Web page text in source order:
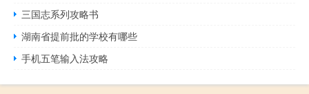
三国志系列攻略书
湖南省提前批的学校有哪些
手机五笔输入法攻略